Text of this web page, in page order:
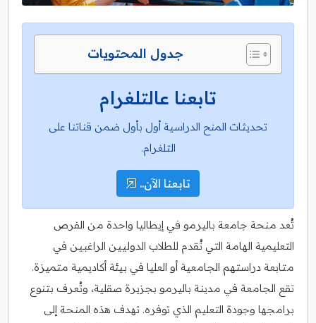
جدول المحتويات
تابعنا عالتلغرام
تحديثات المنح الدراسية أول بأول ضمن قناتنا على
التلغرام.
تابعنا الآن..
تُعد منحة جامعة باليرمو في إيطاليا واحدة من الفرص
التعليمية الهامة التي تُقدم للطلاب الدوليين الراغبين في
متابعة دراستهم الجامعية أو العليا في بيئة أكاديمية متميزة.
تقع الجامعة في مدينة باليرمو بجزيرة صقلية، وتُعرف بتنوع
برامجها وجودة التعليم الذي توفره. تهدف هذه المنحة إلى